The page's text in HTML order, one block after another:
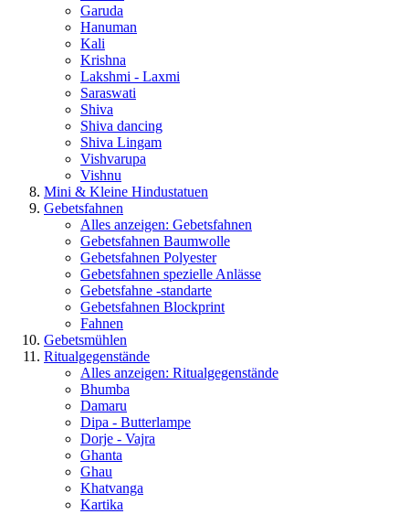
Garuda
Hanuman
Kali
Krishna
Lakshmi - Laxmi
Saraswati
Shiva
Shiva dancing
Shiva Lingam
Vishvarupa
Vishnu
Mini & Kleine Hindustatuen
Gebetsfahnen
Alles anzeigen: Gebetsfahnen
Gebetsfahnen Baumwolle
Gebetsfahnen Polyester
Gebetsfahnen spezielle Anlässe
Gebetsfahne -standarte
Gebetsfahnen Blockprint
Fahnen
Gebetsmühlen
Ritualgegenstände
Alles anzeigen: Ritualgegenstände
Bhumba
Damaru
Dipa - Butterlampe
Dorje - Vajra
Ghanta
Ghau
Khatvanga
Kartika